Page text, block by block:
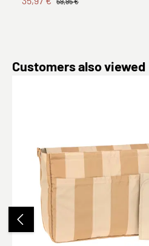
Produktgalerie überspringen
Customers also viewed